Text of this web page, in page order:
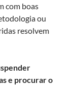
com boas
ou
resolvem
e procurar o